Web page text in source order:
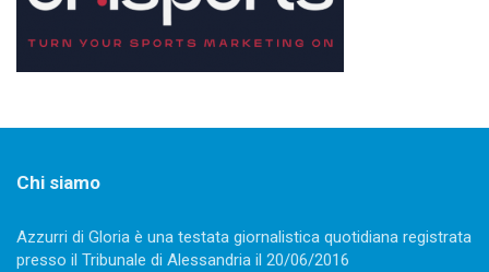
Chi siamo
Azzurri di Gloria è una testata giornalistica quotidiana registrata
presso il Tribunale di Alessandria il 20/06/2016